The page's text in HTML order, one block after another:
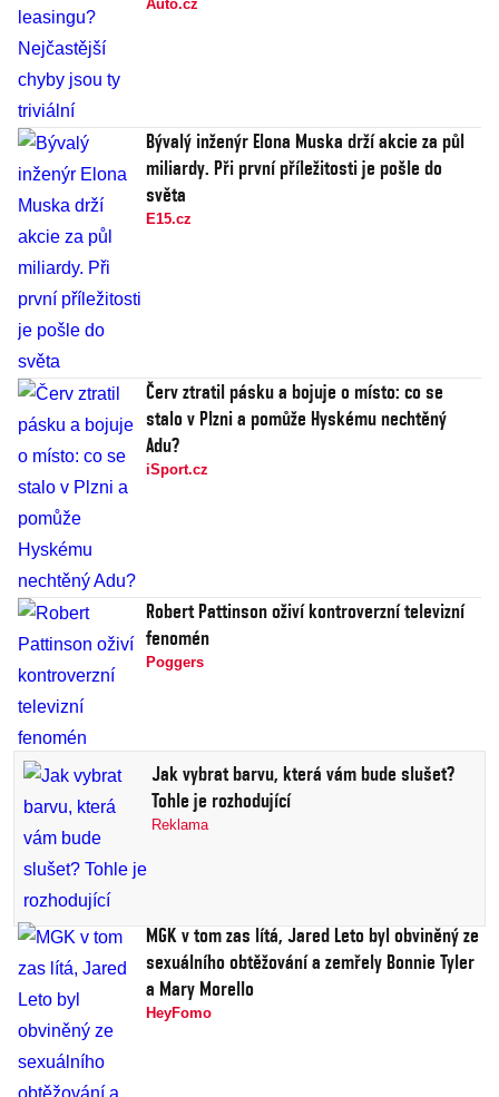
Auto.cz
Bývalý inženýr Elona Muska drží akcie za půl
miliardy. Při první příležitosti je pošle do
světa
E15.cz
Červ ztratil pásku a bojuje o místo: co se
stalo v Plzni a pomůže Hyskému nechtěný
Adu?
iSport.cz
Robert Pattinson oživí kontroverzní televizní
fenomén
Poggers
Jak vybrat barvu, která vám bude slušet?
Tohle je rozhodující
Reklama
MGK v tom zas lítá, Jared Leto byl obviněný ze
sexuálního obtěžování a zemřely Bonnie Tyler
a Mary Morello
HeyFomo